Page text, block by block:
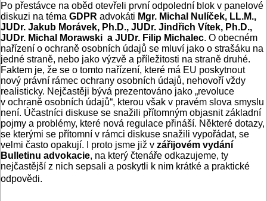
Po přestávce na oběd otevřeli první odpolední blok v panelové
diskuzi na téma GDPR advokáti Mgr. Michal Nulíček, LL.M.,
JUDr. Jakub Morávek, Ph.D., JUDr. Jindřich Vítek, Ph.D.,
JUDr. Michal Morawski a JUDr. Filip Michalec. O obecném
nařízení o ochraně osobních údajů se mluví jako o strašáku na
jedné straně, nebo jako výzvě a příležitosti na straně druhé.
Faktem je, že se o tomto nařízení, které má EU poskytnout
nový právní rámec ochrany osobních údajů, nehovoří vždy
realisticky. Nejčastěji bývá prezentováno jako „revoluce
v ochraně osobních údajů“, kterou však v pravém slova smyslu
není. Účastníci diskuse se snažili přítomným objasnit základní
pojmy a problémy, které nová regulace přináší. Některé dotazy,
se kterými se přítomní v rámci diskuse snažili vypořádat, se
velmi často opakují. I proto jsme již v zářijovém vydání
Bulletinu advokacie, na který čtenáře odkazujeme, ty
nejčastější z nich sepsali a poskytli k nim krátké a praktické
odpovědi.